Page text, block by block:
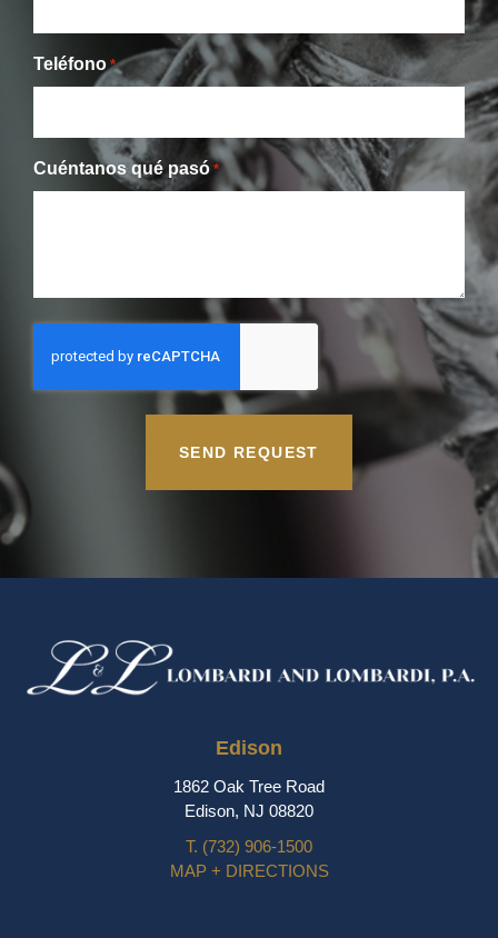
Teléfono *
Cuéntanos qué pasó *
Edison
1862 Oak Tree Road
Edison, NJ 08820
T. (732) 906-1500
MAP + DIRECTIONS